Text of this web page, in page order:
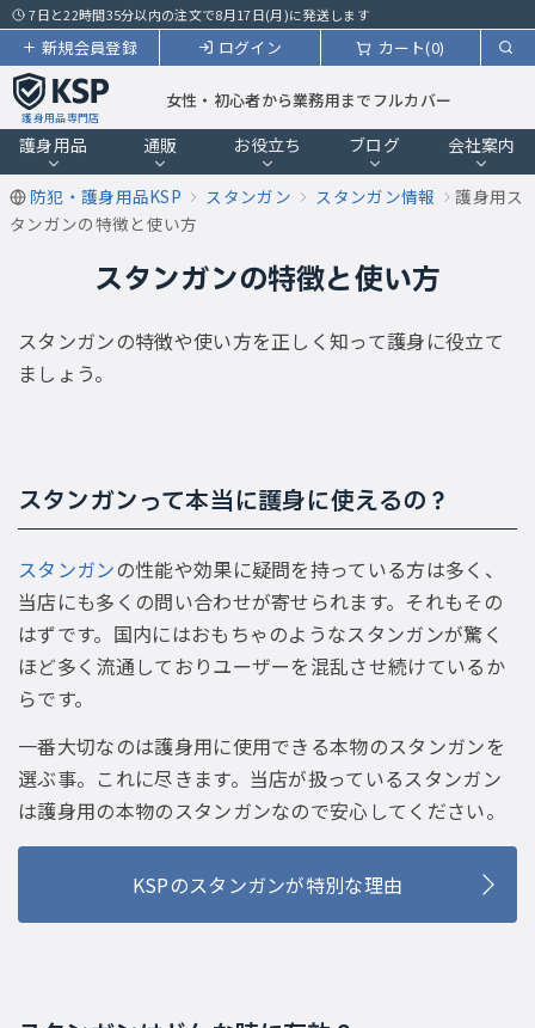
7日と22時間35分以内の注文で8月17日(月)に発送します
カート(0)
ログイン
新規会員登録
護身用品専門店
女性・初心者から業務用までフルカバー
護身用品 通販 お役立ち ブログ 会社案内
防犯・護身用品KSP スタンガン スタンガン情報
護身用ス
タンガンの特徴と使い方
スタンガンの特徴と使い方
スタンガンの特徴や使い方を正しく知って護身に役立て
ましょう。
スタンガンって本当に護身に使えるの？
スタンガンの性能や効果に疑問を持っている方は多く、
当店にも多くの問い合わせが寄せられます。それもその
はずです。国内にはおもちゃのようなスタンガンが驚く
ほど多く流通しておりユーザーを混乱させ続けているか
らです。
一番大切なのは護身用に使用できる本物のスタンガンを
選ぶ事。これに尽きます。当店が扱っているスタンガン
は護身用の本物のスタンガンなので安心してください。
KSPのスタンガンが特別な理由